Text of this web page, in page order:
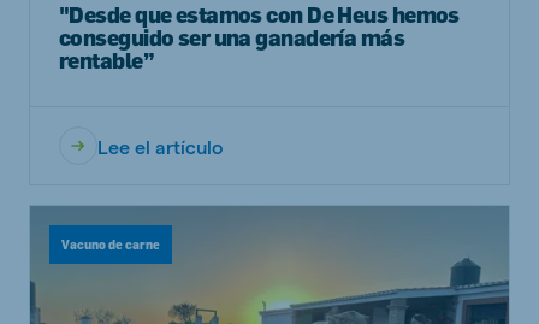
"Desde que estamos con De Heus hemos
conseguido ser una ganadería más
rentable”
Lee el artículo
Vacuno de carne